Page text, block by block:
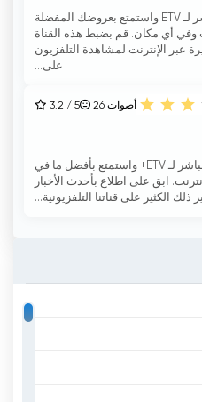
شاهد البث المباشر لـ ETV واستمتع بعروضك المفضلة
أي مكان. قم بضبط هذه القناة
عبر الإنترنت لمشاهدة التلفزيون
على...
3.2 / 5 26 أصوات
شاهد البث المباشر لـ ETV+ واستمتع بأفضل ما في
ابق على اطلاع بأحدث الأخبار
ذلك الكثير على قناتنا التلفزيونية...